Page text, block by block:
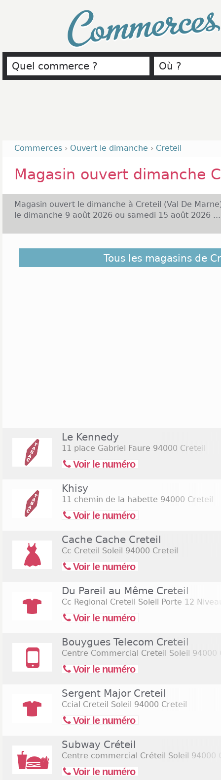
Commerces › Ouvert le dimanche › Creteil
Magasin ouvert dimanche
Magasin ouvert le dimanche à Creteil (Val De
le dimanche 9 août 2026 ou samedi 15 août 2026 ...
Avec des boutiques comme Naf Naf, The Phone
ou encore La Fnac, la ville de Créteil est bien
Tous les magasins de
Le Kennedy
11 place Gabriel Faure 94000 Creteil
Voir le numéro
Khisy
11 chemin de la habette 94000 Creteil
Voir le numéro
Cache Cache Creteil
Cc Creteil Soleil 94000 Creteil
Voir le numéro
Du Pareil au Même Creteil
Cc Regional Creteil Soleil Porte 12
Voir le numéro
Bouygues Telecom Creteil
Centre Commercial Creteil Soleil 94000
Voir le numéro
Sergent Major Creteil
Ccial Creteil Soleil 94000 Creteil
Voir le numéro
Subway Créteil
Centre commercial Créteil Soleil 94000
Voir le numéro